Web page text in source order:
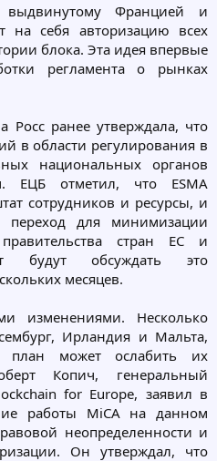
выдвинутому Францией и
на себя авторизацию всех
блока. Эта идея впервые
регламента о рынках
Росс ранее утверждала, что
в области регулирования в
национальных органов
ЕЦБ отметил, что ESMA
сотрудников и ресурсы, и
переход для минимизации
стран ЕС и
будут обсуждать это
месяцев.
изменениями. Несколько
Ирландия и Мальта,
план может ослабить их
Копич, генеральный
for Europe, заявил в
работы MiCA на данном
неопределенности и
Он утверждал, что